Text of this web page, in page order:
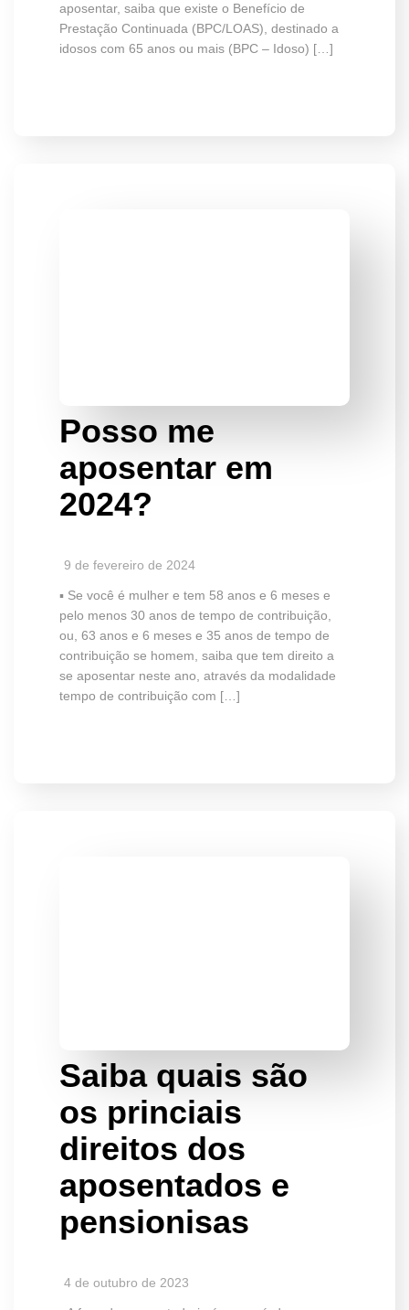
aposentar, saiba que existe o Benefício de
Prestação Continuada (BPC/LOAS), destinado a
idosos com 65 anos ou mais (BPC – Idoso) […]
Posso me
aposentar em
2024?
9 de fevereiro de 2024
▪️ Se você é mulher e tem 58 anos e 6 meses e
pelo menos 30 anos de tempo de contribuição,
ou, 63 anos e 6 meses e 35 anos de tempo de
contribuição se homem, saiba que tem direito a
se aposentar neste ano, através da modalidade
tempo de contribuição com […]
Saiba quais são
os princiais
direitos dos
aposentados e
pensionisas
4 de outubro de 2023